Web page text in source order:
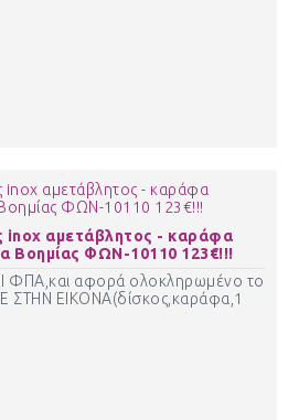
αμετάβλητος - καράφα
Βοημίας ΦΩΝ-10110 123€!!!
ΦΠΑ,και αφορά ολοκληρωμένο το
ΕΙΚΟΝΑ(δίσκος,καράφα,1